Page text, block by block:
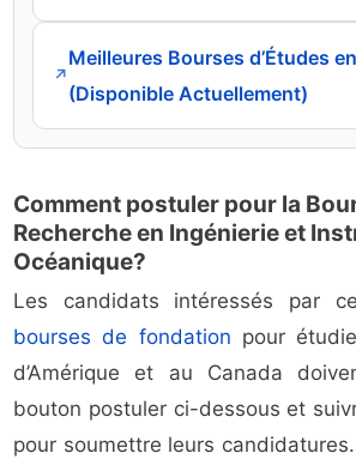
↗
Meilleures Bourses d’Études
(Disponible Actuellement)
Comment postuler pour la
Recherche en Ingénierie et
Océanique?
Les candidats intéressés par
bourses de fondation pour
d’Amérique et au Canada
bouton postuler ci-dessous et
pour soumettre leurs